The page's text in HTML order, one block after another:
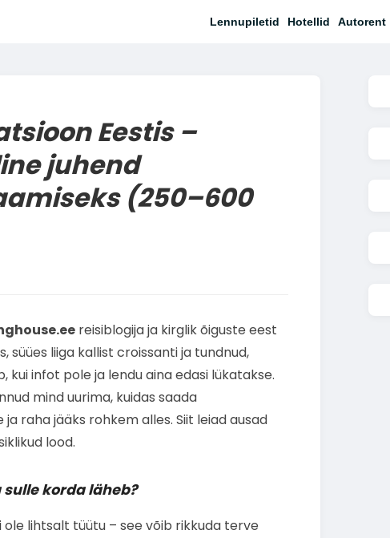
Lennupiletid Hotellid Autorent
Eestis –
juhend
(250–600
reisiblogija ja kirglik õiguste eest
süües liiga kallist croissanti ja tundnud,
kui infot pole ja lendu aina edasi lükatakse.
mind uurima, kuidas saada
raha jääks rohkem alles. Siit leiad ausad
lood.
korda läheb?
ole lihtsalt tüütu – see võib rikkuda terve